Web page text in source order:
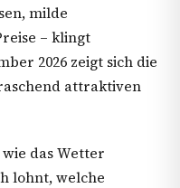
milde
– klingt
2026 zeigt sich die
attraktiven
das Wetter
lohnt, welche